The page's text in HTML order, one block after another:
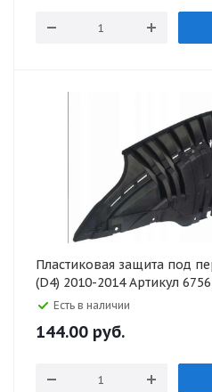
Пластиковая защита под
(D4) 2010-2014 Артикул
Есть в наличии
144.00 руб.